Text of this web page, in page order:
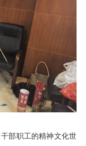
部职工的精神文化世